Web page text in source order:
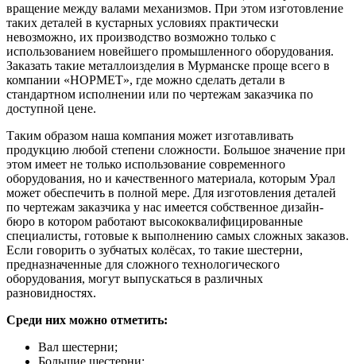
вращение между валами механизмов. При этом изготовление
таких деталей в кустарных условиях практически
невозможно, их производство возможно только с
использованием новейшего промышленного оборудования.
Заказать такие металлоизделия в Мурманске проще всего в
компании «НОРМЕТ», где можно сделать детали в
стандартном исполнении или по чертежам заказчика по
доступной цене.
Таким образом наша компания может изготавливать
продукцию любой степени сложности. Большое значение при
этом имеет не только использование современного
оборудования, но и качественного материала, которым Урал
может обеспечить в полной мере. Для изготовления деталей
по чертежам заказчика у нас имеется собственное дизайн-
бюро в котором работают высококвалифицированные
специалисты, готовые к выполнению самых сложных заказов.
Если говорить о зубчатых колёсах, то такие шестерни,
предназначенные для сложного технологического
оборудования, могут выпускаться в различных
разновидностях.
Среди них можно отметить:
Вал шестерни;